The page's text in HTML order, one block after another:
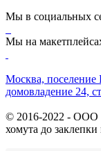
Мы в социальных
Мы на
Москва, поселение
домовладение 24,
© 2016-2022 - ООО
хомута до